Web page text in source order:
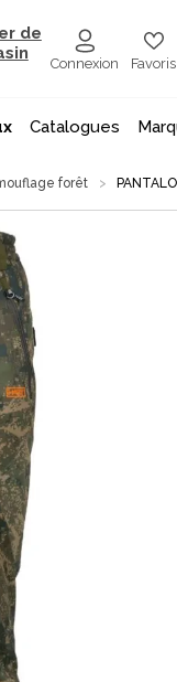
de
Connexion Favoris
Catalogues
forêt